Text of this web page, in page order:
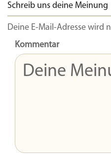
Schreib uns deine Meinung
Deine E-Mail-Adresse wird
Kommentar